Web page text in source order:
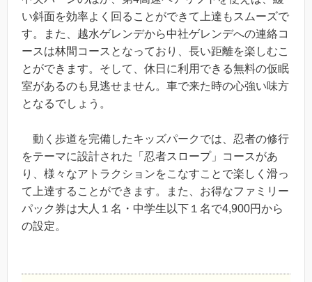
い斜面を効率よく回ることができて上達もスムーズで
す。また、越水ゲレンデから中社ゲレンデへの連絡コ
ースは林間コースとなっており、長い距離を楽しむこ
とができます。そして、休日に利用できる無料の仮眠
室があるのも見逃せません。車で来た時の心強い味方
となるでしょう。
動く歩道を完備したキッズパークでは、忍者の修行
をテーマに設計された「忍者スロープ」コースがあ
り、様々なアトラクションをこなすことで楽しく滑っ
て上達することができます。また、お得なファミリー
パック券は大人１名・中学生以下１名で4,900円から
の設定。